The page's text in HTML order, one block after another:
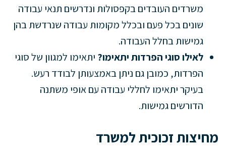
משרדים העובדים בקפסולות ונדרשים תנאי עבודה
שונים בכל פעם ובכלל מקומות עבודה שנרדשת בהן
גמישות בחלל העבודה.
לאילו סוגי הפרדות יתאימו? יתאימו למגוון של סוגי
הפרדות, כמובן גם ניתן באמצעותן לבודד רעש.
בעיקר יתאימו לחללי עבודה עם אופי משתנה
הדורשים גמישות.
מחיצות זכוכית למשרד